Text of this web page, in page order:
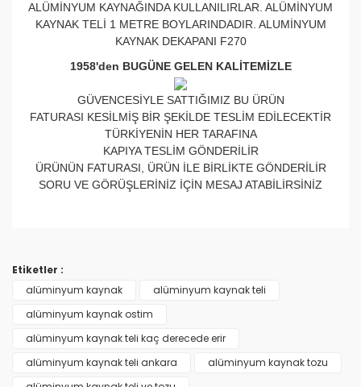
ALÜMİNYUM KAYNAĞINDA KULLANILIRLAR. ALÜMİNYUM
KAYNAK TELİ 1 METRE BOYLARINDADIR. ALUMİNYUM
KAYNAK DEKAPANI F270
1958'den BUGÜNE GELEN KALİTEMİZLE
GÜVENCESİYLE SATTIĞIMIZ BU ÜRÜN
FATURASI KESİLMİŞ BİR ŞEKİLDE TESLİM EDİLECEKTİR
TÜRKİYENİN HER TARAFINA
KAPIYA TESLİM GÖNDERİLİR
ÜRÜNÜN FATURASI, ÜRÜN İLE BİRLİKTE GÖNDERİLİR
SORU VE GÖRÜŞLERİNİZ İÇİN MESAJ ATABİLİRSİNİZ
formunu kullanarak tarafımıza iletebilirsiniz.
Ürün resmi kalitesiz, bozuk veya görüntülenemiyor.
Ürün açıklamasında eksik bilgiler bulunuyor.
Ürün bilgilerinde hatalar bulunuyor.
Etiketler :
alüminyum kaynak
alüminyum kaynak teli
alüminyum kaynak ostim
alüminyum kaynak teli kaç derecede erir
alüminyum kaynak teli ankara
alüminyum kaynak tozu